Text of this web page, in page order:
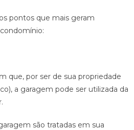
pontos que mais geram
que, por ser de sua propriedade
a garagem pode ser utilizada da
são tratadas em sua